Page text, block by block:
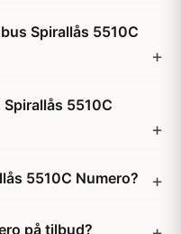
Spirallås 5510C
5510C
5510C Numero?
på tilbud?